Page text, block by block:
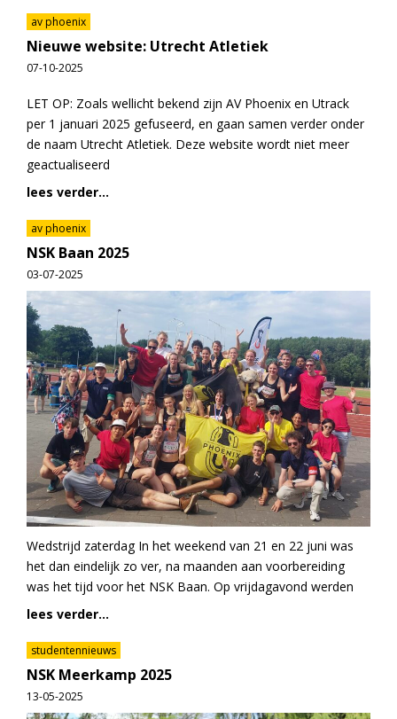
av phoenix
Nieuwe website: Utrecht Atletiek
07-10-2025
LET OP: Zoals wellicht bekend zijn AV Phoenix en Utrack
per 1 januari 2025 gefuseerd, en gaan samen verder onder
de naam Utrecht Atletiek. Deze website wordt niet meer
geactualiseerd
lees verder...
av phoenix
NSK Baan 2025
03-07-2025
Wedstrijd zaterdag In het weekend van 21 en 22 juni was
het dan eindelijk zo ver, na maanden aan voorbereiding
was het tijd voor het NSK Baan. Op vrijdagavond werden
lees verder...
studentennieuws
NSK Meerkamp 2025
13-05-2025